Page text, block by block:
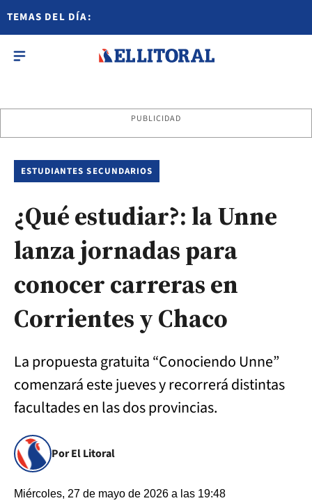
TEMAS DEL DÍA:
PUBLICIDAD
ESTUDIANTES SECUNDARIOS
¿Qué estudiar?: la Unne
lanza jornadas para
conocer carreras en
Corrientes y Chaco
La propuesta gratuita “Conociendo Unne”
comenzará este jueves y recorrerá distintas
facultades en las dos provincias.
Por El Litoral
Miércoles, 27 de mayo de 2026 a las 19:48